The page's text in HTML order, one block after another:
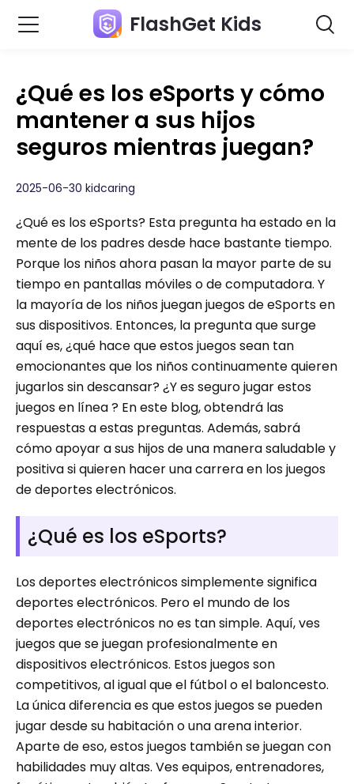
FlashGet Kids
¿Qué es los eSports y cómo
mantener a sus hijos
seguros mientras juegan?
2025-06-30 kidcaring
¿Qué es los eSports? Esta pregunta ha estado en la
mente de los padres desde hace bastante tiempo.
Porque los niños ahora pasan la mayor parte de su
tiempo en pantallas móviles o de computadora. Y
la mayoría de los niños juegan juegos de eSports en
sus dispositivos. Entonces, la pregunta que surge
aquí es, ¿qué hace que estos juegos sean tan
emocionantes que los niños continuamente quieren
jugarlos sin descansar? ¿Y es seguro jugar estos
juegos en línea ? En este blog, obtendrá las
respuestas a estas preguntas. Además, sabrá
cómo apoyar a sus hijos de una manera saludable y
positiva si quieren hacer una carrera en los juegos
de deportes electrónicos.
¿Qué es los eSports?
Los deportes electrónicos simplemente significa
deportes electrónicos. Pero el mundo de los
deportes electrónicos no es tan simple. Aquí, ves
juegos que se juegan profesionalmente en
dispositivos electrónicos. Estos juegos son
competitivos, al igual que el fútbol o el baloncesto.
La única diferencia es que estos juegos se pueden
jugar desde su habitación o una arena interior.
Aparte de eso, estos juegos también se juegan con
habilidades muy altas. Ves equipos, entrenadores,